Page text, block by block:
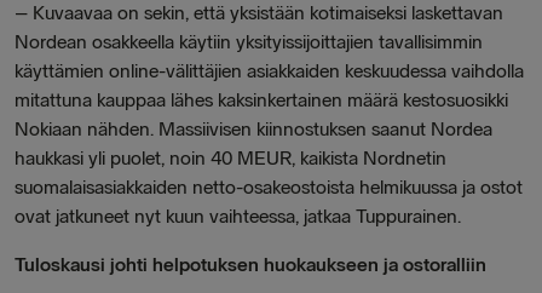
– Kuvaavaa on sekin, että yksistään kotimaiseksi laskettavan
Nordean osakkeella käytiin yksityissijoittajien tavallisimmin
käyttämien online-välittäjien asiakkaiden keskuudessa vaihdolla
mitattuna kauppaa lähes kaksinkertainen määrä kestosuosikki
Nokiaan nähden. Massiivisen kiinnostuksen saanut Nordea
haukkasi yli puolet, noin 40 MEUR, kaikista Nordnetin
suomalaisasiakkaiden netto-osakeostoista helmikuussa ja ostot
ovat jatkuneet nyt kuun vaihteessa, jatkaa Tuppurainen.
Tuloskausi johti helpotuksen huokaukseen ja ostoralliin